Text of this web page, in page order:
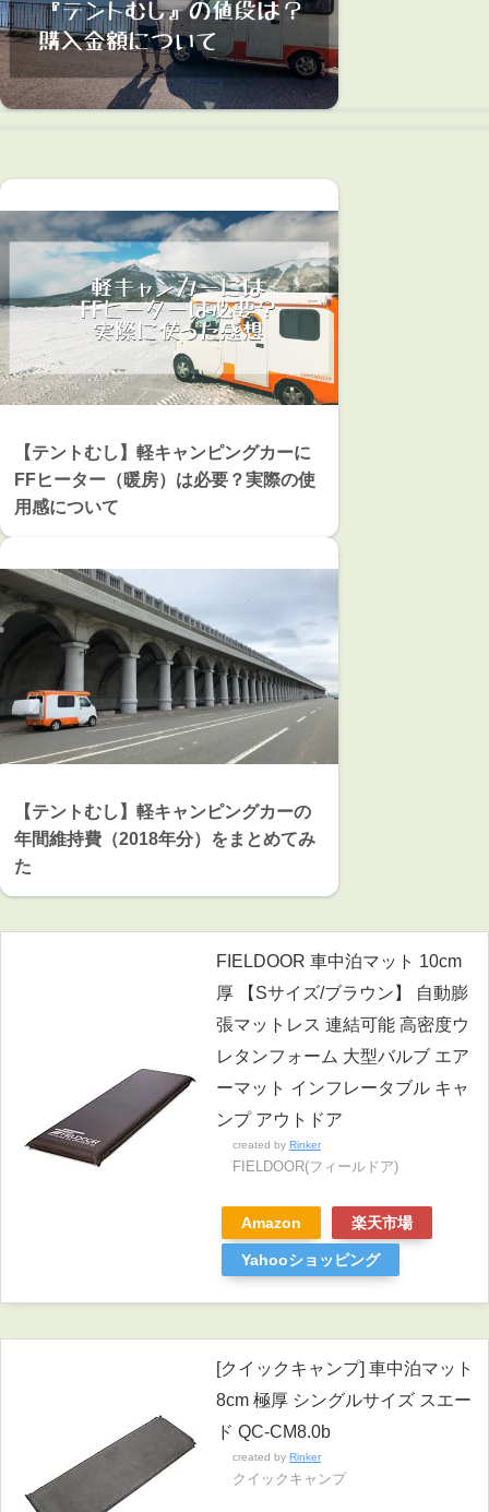
【テントむし】軽キャンピングカーに
FFヒーター（暖房）は必要？実際の使
用感について
【テントむし】軽キャンピングカーの
年間維持費（2018年分）をまとめてみ
た
FIELDOOR 車中泊マット 10cm
厚 【Sサイズ/ブラウン】 自動膨
張マットレス 連結可能 高密度ウ
レタンフォーム 大型バルブ エア
ーマット インフレータブル キャ
ンプ アウトドア
created by Rinker
FIELDOOR(フィールドア)
Amazon 楽天市場
Yahooショッピング
[クイックキャンプ] 車中泊マット
8cm 極厚 シングルサイズ スエー
ド QC-CM8.0b
created by Rinker
クイックキャンプ